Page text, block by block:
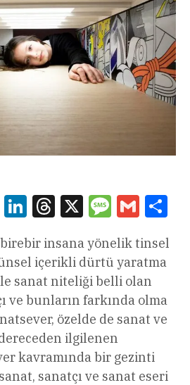
WhatsAppLinkedInThreads
X Message
Gmail
insana yönelik tinsel
içerikli dürtü yaratma
ile sanat niteliği belli olan
ve bunların farkında olma
özelde de sanat ve
ilgilenen
kavramında bir gezinti
sanatçı ve sanat eseri